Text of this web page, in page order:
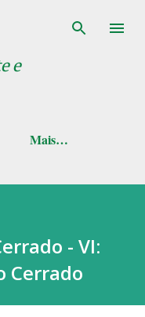
e
Mais…
- VI:
Cerrado